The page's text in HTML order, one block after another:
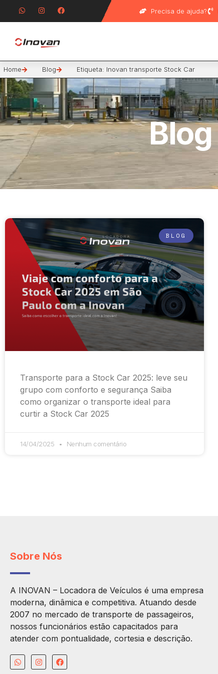
Precisa de ajuda?
Home Blog Etiqueta: Inovan transporte Stock Car
Blog
BLOG
Transporte para a Stock Car 2025: leve seu
grupo com conforto e segurança Saiba
como organizar o transporte ideal para
curtir a Stock Car 2025
14/04/2025 Nenhum comentário
Sobre Nós
A INOVAN – Locadora de Veículos é uma empresa
moderna, dinâmica e competitiva. Atuando desde
2007 no mercado de transporte de passageiros,
nossos funcionários estão capacitados para
atender com pontualidade, cortesia e descrição.